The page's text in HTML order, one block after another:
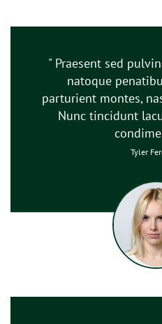
" Praesent sed
natoque
parturient montes,
Nunc tincidunt
Tyler